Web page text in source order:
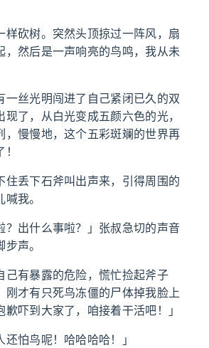
样砍树。突然头顶掠过一阵风，扇
，然后是一声响亮的鸟鸣，我从未
一丝光明闯进了自己紧闭已久的双
现了，从白光变成五颜六色的光，
，慢慢地，这个五彩斑斓的世界再
住丢下石斧叫出声来，引得周围的
我。
？出什么事啦？」张叔急切的声音
声。
己有暴露的危险，慌忙捡起斧子
刚才有只死鸟冻僵的尸体掉我脸上
吓到大家了，咱接着干活吧！」
还怕鸟呢！哈哈哈哈！」